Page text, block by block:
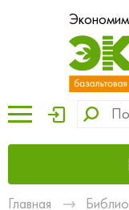
Главная